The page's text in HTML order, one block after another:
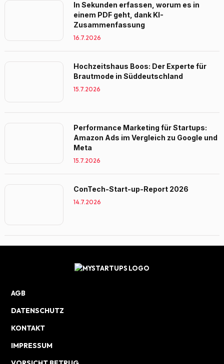
In Sekunden erfassen, worum es in
einem PDF geht, dank KI-
Zusammenfassung
16.7.2026
Hochzeitshaus Boos: Der Experte für
Brautmode in Süddeutschland
15.7.2026
Performance Marketing für Startups:
Amazon Ads im Vergleich zu Google und
Meta
15.7.2026
ConTech-Start-up-Report 2026
14.7.2026
AGB
DATENSCHUTZ
KONTAKT
IMPRESSUM